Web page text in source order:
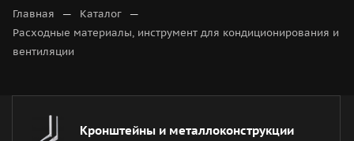
Главная — Каталог —
Расходные материалы, инструмент для кондиционирования и
вентиляции
Кронштейны и металлоконструкции